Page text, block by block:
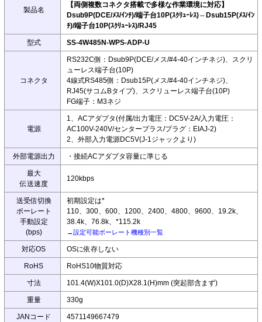
製品名
【両側複数コネクタ搭載で多様な作業環境に対応】
Dsub9P(DCE/ﾒｽ/ｲﾝﾁ)/端子台10P(ｽｸﾘｭｰﾚｽ)⇔Dsub15P(ﾒｽ/ｲﾝ
ﾁ)/端子台10P(ｽｸﾘｭｰﾚｽ)/RJ45
型式 SS-4W485N-WPS-ADP-U
コネクタ
RS232C側：Dsub9P(DCE/メス/#4-40インチネジ)、スクリ
ューレス端子台(10P)
4線式RS485側：Dsub15P(メス/#4-40インチネジ)、
RJ45(サコムBタイプ)、スクリューレス端子台(10P)
FG端子：M3ネジ
電源
1、ACアダプタ(付属/出力電圧：DC5V-2A/入力電圧：
AC100V-240V/センタープラス/プラグ：EIAJ-2)
2、外部入力電源DC5V(J-1ジャックより)
外部電源出力 ・接続ACアダプタ容量に準じる
最大
伝送速度
120kbps
送受信切換
ボーレート
手動設定
(bps)
初期設定は*
110、300、600、1200、2400、4800、9600、19.2k、
38.4k、76.8k、*115.2k
→設定可能ボーレート機種別一覧
対応OS OSに依存しない
RoHS RoHS10物質対応
寸法 101.4(W)X101.0(D)X28.1(H)mm (突起部含まず)
重量 330g
JANコード 4571149667479